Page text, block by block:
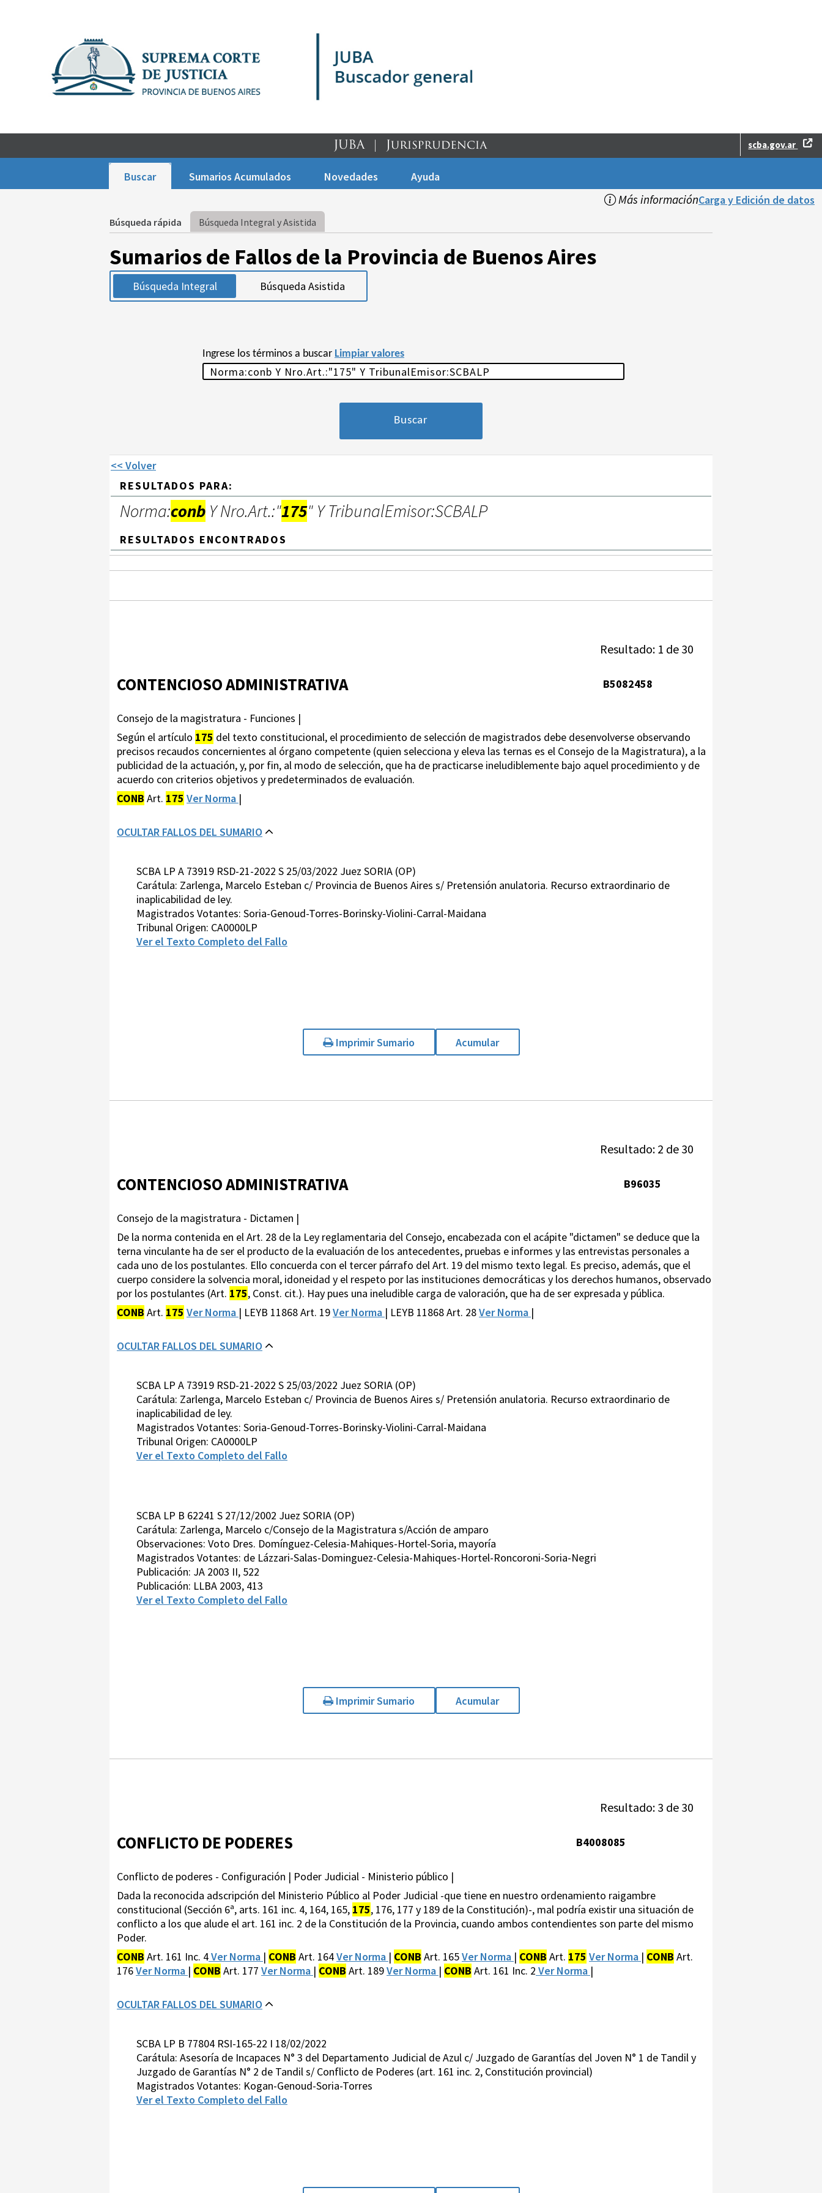
scba.gov.ar
Buscar Sumarios Acumulados Novedades Ayuda
Más informaciónCarga y Edición de datos
Búsqueda rápida Búsqueda Integral y Asistida
Sumarios de Fallos de la Provincia de Buenos Aires
Búsqueda Integral Búsqueda Asistida
Ingrese los términos a buscar Limpiar valores
<< Volver
RESULTADOS PARA:
Norma:conb Y Nro.Art.:"175" Y TribunalEmisor:SCBALP
RESULTADOS ENCONTRADOS
Resultado: 1 de 30
CONTENCIOSO ADMINISTRATIVA B5082458
Consejo de la magistratura - Funciones |
Según el artículo 175 del texto constitucional, el procedimiento de selección de magistrados debe desenvolverse observando
precisos recaudos concernientes al órgano competente (quien selecciona y eleva las ternas es el Consejo de la Magistratura), a la
publicidad de la actuación, y, por fin, al modo de selección, que ha de practicarse ineludiblemente bajo aquel procedimiento y de
acuerdo con criterios objetivos y predeterminados de evaluación.
CONB Art. 175 Ver Norma |
OCULTAR FALLOS DEL SUMARIO
SCBA LP A 73919 RSD-21-2022 S 25/03/2022 Juez SORIA (OP)
Carátula: Zarlenga, Marcelo Esteban c/ Provincia de Buenos Aires s/ Pretensión anulatoria. Recurso extraordinario de
inaplicabilidad de ley.
Magistrados Votantes: Soria-Genoud-Torres-Borinsky-Violini-Carral-Maidana
Tribunal Origen: CA0000LP
Ver el Texto Completo del Fallo
Imprimir Sumario Acumular
Resultado: 2 de 30
CONTENCIOSO ADMINISTRATIVA B96035
Consejo de la magistratura - Dictamen |
De la norma contenida en el Art. 28 de la Ley reglamentaria del Consejo, encabezada con el acápite "dictamen" se deduce que la
terna vinculante ha de ser el producto de la evaluación de los antecedentes, pruebas e informes y las entrevistas personales a
cada uno de los postulantes. Ello concuerda con el tercer párrafo del Art. 19 del mismo texto legal. Es preciso, además, que el
cuerpo considere la solvencia moral, idoneidad y el respeto por las instituciones democráticas y los derechos humanos, observado
por los postulantes (Art. 175, Const. cit.). Hay pues una ineludible carga de valoración, que ha de ser expresada y pública.
CONB Art. 175 Ver Norma | LEYB 11868 Art. 19Ver Norma | LEYB 11868 Art. 28Ver Norma |
OCULTAR FALLOS DEL SUMARIO
SCBA LP A 73919 RSD-21-2022 S 25/03/2022 Juez SORIA (OP)
Carátula: Zarlenga, Marcelo Esteban c/ Provincia de Buenos Aires s/ Pretensión anulatoria. Recurso extraordinario de
inaplicabilidad de ley.
Magistrados Votantes: Soria-Genoud-Torres-Borinsky-Violini-Carral-Maidana
Tribunal Origen: CA0000LP
Ver el Texto Completo del Fallo
SCBA LP B 62241 S 27/12/2002 Juez SORIA (OP)
Carátula: Zarlenga, Marcelo c/Consejo de la Magistratura s/Acción de amparo
Observaciones: Voto Dres. Domínguez-Celesia-Mahiques-Hortel-Soria, mayoría
Magistrados Votantes: de Lázzari-Salas-Dominguez-Celesia-Mahiques-Hortel-Roncoroni-Soria-Negri
Publicación: JA 2003 II, 522
Publicación: LLBA 2003, 413
Ver el Texto Completo del Fallo
Imprimir Sumario Acumular
Resultado: 3 de 30
CONFLICTO DE PODERES B4008085
Conflicto de poderes - Configuración | Poder Judicial - Ministerio público |
Dada la reconocida adscripción del Ministerio Público al Poder Judicial -que tiene en nuestro ordenamiento raigambre
constitucional (Sección 6ª, arts. 161 inc. 4, 164, 165, 175, 176, 177 y 189 de la Constitución)-, mal podría existir una situación de
conflicto a los que alude el art. 161 inc. 2 de la Constitución de la Provincia, cuando ambos contendientes son parte del mismo
Poder.
CONB Art. 161 Inc. 4Ver Norma | CONB Art. 164Ver Norma | CONB Art. 165Ver Norma | CONB Art. 175 Ver Norma | CONB Art.
176Ver Norma | CONB Art. 177 Ver Norma | CONB Art. 189Ver Norma | CONB Art. 161 Inc. 2 Ver Norma |
OCULTAR FALLOS DEL SUMARIO
SCBA LP B 77804 RSI-165-22 I 18/02/2022
Carátula: Asesoría de Incapaces N° 3 del Departamento Judicial de Azul c/ Juzgado de Garantías del Joven N° 1 de Tandil y
Juzgado de Garantías N° 2 de Tandil s/ Conflicto de Poderes (art. 161 inc. 2, Constitución provincial)
Magistrados Votantes: Kogan-Genoud-Soria-Torres
Ver el Texto Completo del Fallo